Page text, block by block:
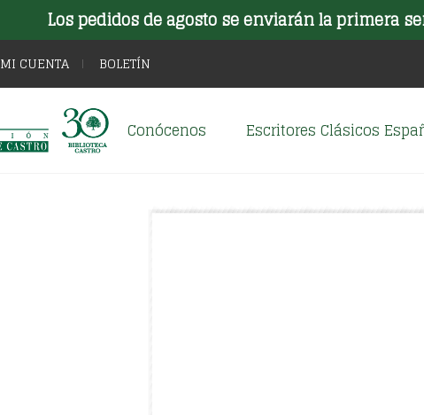
Los pedidos de agosto se enviarán la primera
MI CUENTA BOLETÍN
Conócenos Escritores Clásicos